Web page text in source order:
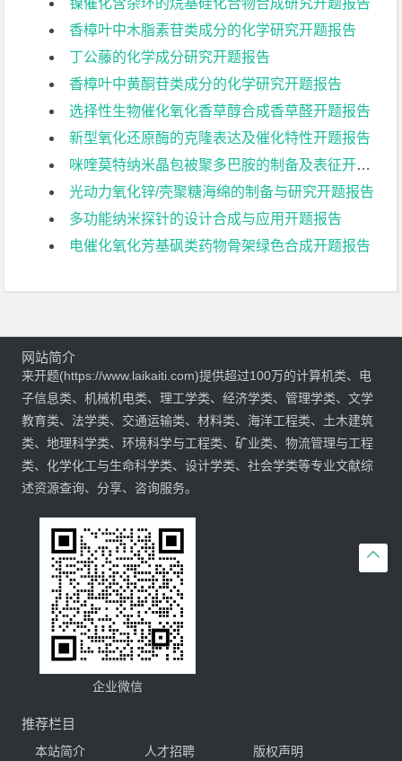
镍催化含杂环的烷基硅化合物合成研究开题报告
香樟叶中木脂素苷类成分的化学研究开题报告
丁公藤的化学成分研究开题报告
香樟叶中黄酮苷类成分的化学研究开题报告
选择性生物催化氧化香草醇合成香草醛开题报告
新型氧化还原酶的克隆表达及催化特性开题报告
咪喹莫特纳米晶包被聚多巴胺的制备及表征开题报告
光动力氧化锌/壳聚糖海绵的制备与研究开题报告
多功能纳米探针的设计合成与应用开题报告
电催化氧化芳基砜类药物骨架绿色合成开题报告

网站简介
来开题(https://www.laikaiti.com)提供超过100万的计算机类、电
子信息类、机械机电类、理工学类、经济学类、管理学类、文学
教育类、法学类、交通运输类、材料类、海洋工程类、土木建筑
类、地理科学类、环境科学与工程类、矿业类、物流管理与工程
类、化学化工与生命科学类、设计学类、社会学类等专业文献综
述资源查询、分享、咨询服务。
企业微信
推荐栏目
本站简介 人才招聘 版权声明